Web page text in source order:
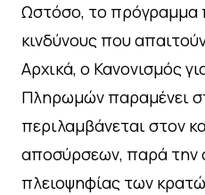
Ωστόσο, το πρόγραμμα
κινδύνους που
Αρχικά, ο Κανονισμός
Πληρωμών παραμένει
περιλαμβάνεται στον
αποσύρσεων, παρά την
πλειοψηφίας των